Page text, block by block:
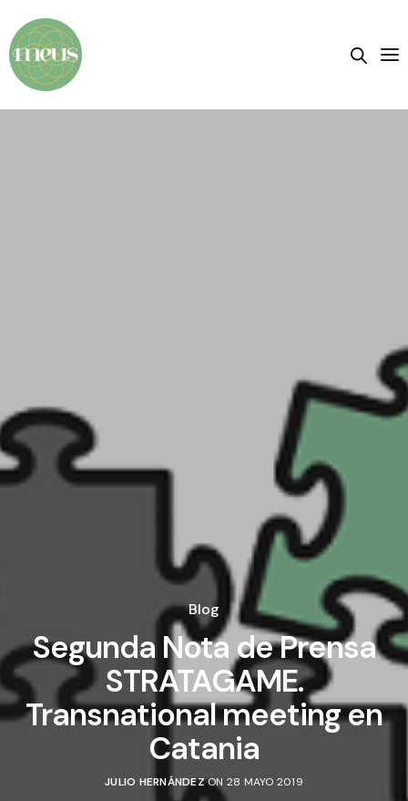
Blog
Segunda Nota de Prensa
STRATAGAME.
Transnational meeting en
Catania
JULIO HERNÁNDEZON 28 MAYO 2019